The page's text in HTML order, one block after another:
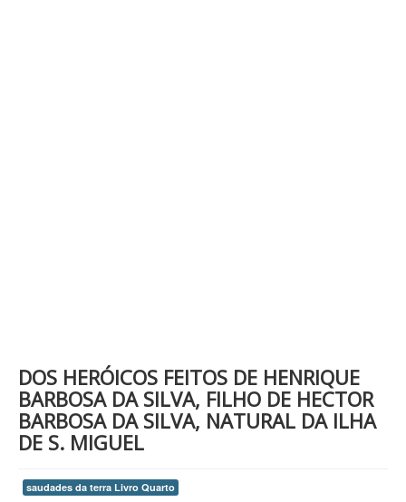
DOS HERÓICOS FEITOS DE HENRIQUE
BARBOSA DA SILVA, FILHO DE HECTOR
BARBOSA DA SILVA, NATURAL DA ILHA
DE S. MIGUEL
saudades da terra Livro Quarto